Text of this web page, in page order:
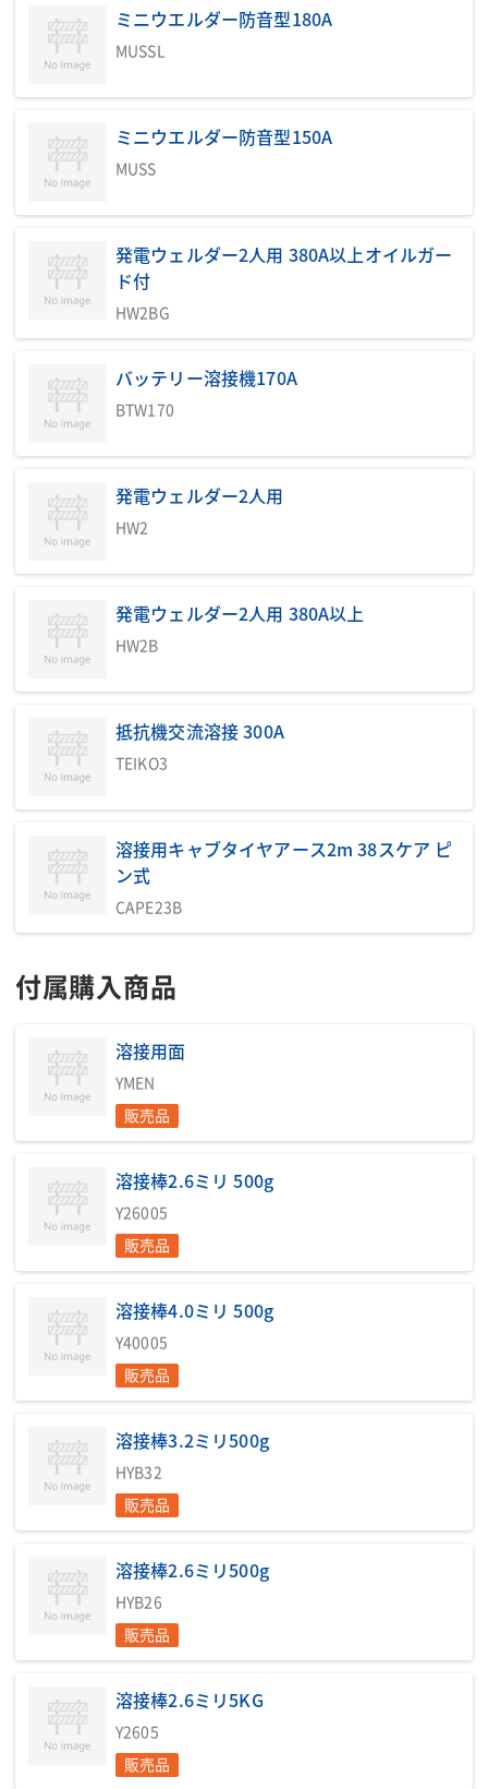
ミニウエルダー防音型180A
MUSSL
ミニウエルダー防音型150A
MUSS
発電ウェルダー2人用 380A以上オイルガー
ド付
HW2BG
バッテリー溶接機170A
BTW170
発電ウェルダー2人用
HW2
発電ウェルダー2人用 380A以上
HW2B
抵抗機交流溶接 300A
TEIKO3
溶接用キャブタイヤアース2m 38スケア ピ
ン式
CAPE23B
付属購入商品
溶接用面
YMEN
販売品
溶接棒2.6ミリ 500g
Y26005
販売品
溶接棒4.0ミリ 500g
Y40005
販売品
溶接棒3.2ミリ500g
HYB32
販売品
溶接棒2.6ミリ500g
HYB26
販売品
溶接棒2.6ミリ5KG
Y2605
販売品